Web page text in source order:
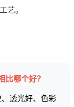
艺。
比哪个好？
透光好、色彩